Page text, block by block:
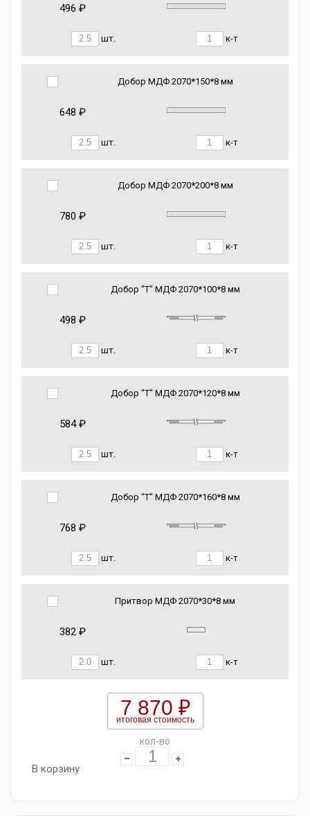
496 ₽
шт. к-т
Добор МДФ 2070*150*8 мм
648 ₽
шт. к-т
Добор МДФ 2070*200*8 мм
780 ₽
шт. к-т
Добор "Т" МДФ 2070*100*8 мм
498 ₽
шт. к-т
Добор "Т" МДФ 2070*120*8 мм
584 ₽
шт. к-т
Добор "Т" МДФ 2070*160*8 мм
768 ₽
шт. к-т
Притвор МДФ 2070*30*8 мм
382 ₽
шт. к-т
7 870 ₽
итоговая стоимость
кол-во
В корзину